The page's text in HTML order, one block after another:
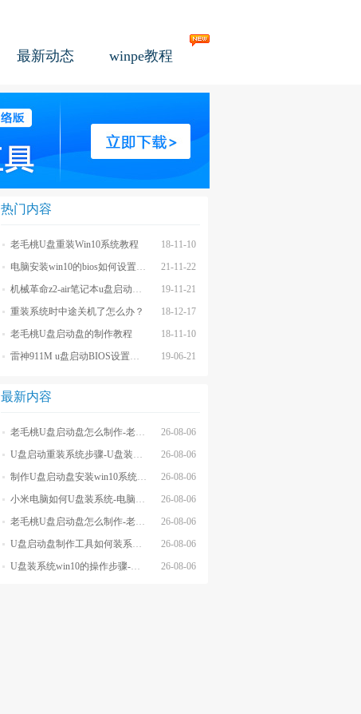
最新动态 winpe教程
热门内容
18-11-10
老毛桃U盘重装Win10系统教程
21-11-22
电脑安装win10的bios如何设置u盘图文教程
19-11-21
机械革命z2-air笔记本u盘启动BIOS设置教程
18-12-17
重装系统时中途关机了怎么办？
18-11-10
老毛桃U盘启动盘的制作教程
19-06-21
雷神911M u盘启动BIOS设置教程
最新内容
26-08-06
老毛桃U盘启动盘怎么制作-老毛桃winpeU盘启动盘制作步骤
26-08-06
U盘启动重装系统步骤-U盘装系统步骤操作
26-08-06
制作U盘启动盘安装win10系统步骤-制作U盘启动盘安装win10系统步骤
26-08-06
小米电脑如何U盘装系统-电脑怎么U盘装系统
26-08-06
老毛桃U盘启动盘怎么制作-老毛桃U盘启动盘制作步骤
26-08-06
U盘启动盘制作工具如何装系统- U盘启动盘制作工具怎么装系统
26-08-06
U盘装系统win10的操作步骤-外星人U盘装系统win10电脑